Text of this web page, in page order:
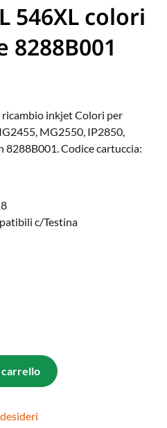
546XL colori
ricambio inkjet Colori per
MG2550, IP2850,
Codice cartuccia:
c/Testina
carrello